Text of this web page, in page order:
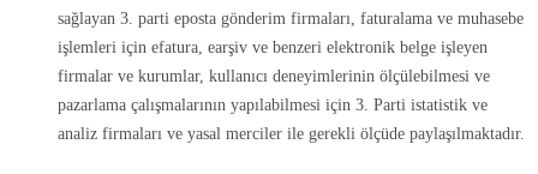
sağlayan 3. parti eposta gönderim firmaları, faturalama ve muhasebe
işlemleri için efatura, earşiv ve benzeri elektronik belge işleyen
firmalar ve kurumlar, kullanıcı deneyimlerinin ölçülebilmesi ve
pazarlama çalışmalarının yapılabilmesi için 3. Parti istatistik ve
analiz firmaları ve yasal merciler ile gerekli ölçüde paylaşılmaktadır.